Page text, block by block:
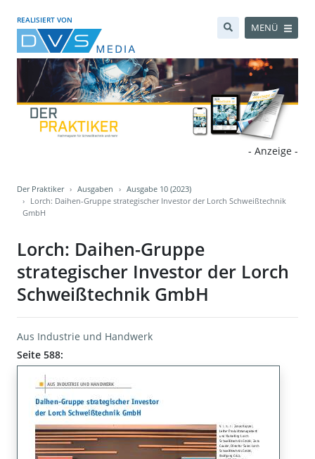
REALISIERT VON
MENÜ
- Anzeige -
Der Praktiker Ausgaben
Ausgabe 10 (2023)
Lorch: Daihen-Gruppe strategischer Investor der Lorch Schweißtechnik
GmbH
Lorch: Daihen-Gruppe
strategischer Investor der Lorch
Schweißtechnik GmbH
Aus Industrie und Handwerk
Seite 588: